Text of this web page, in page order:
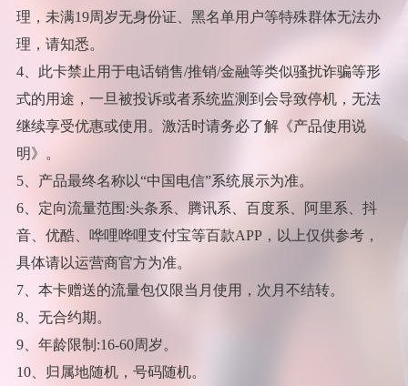
理，未满19周岁无身份证、黑名单用户等特殊群体无法办
理，请知悉。
4、此卡禁止用于电话销售/推销/金融等类似骚扰诈骗等形
式的用途，一旦被投诉或者系统监测到会导致停机，无法
继续享受优惠或使用。激活时请务必了解《产品使用说
明》。
5、产品最终名称以“中国电信”系统展示为准。
6、定向流量范围:头条系、腾讯系、百度系、阿里系、抖
音、优酷、哗哩哗哩支付宝等百款APP，以上仅供参考，
具体请以运营商官方为准。
7、本卡赠送的流量包仅限当月使用，次月不结转。
8、无合约期。
9、年龄限制:16-60周岁。
10、归属地随机，号码随机。